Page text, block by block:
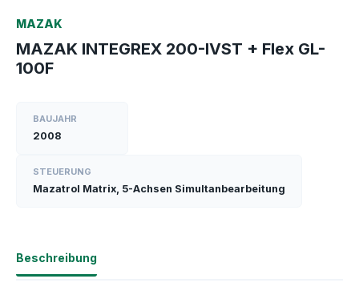
MAZAK
MAZAK INTEGREX 200-IVST + Flex GL-
100F
BAUJAHR
2008
STEUERUNG
Mazatrol Matrix, 5-Achsen Simultanbearbeitung
Beschreibung